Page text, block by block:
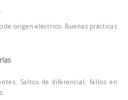
de origen eléctrico. Buenas prácticas
Saltos de diferencial, fallos en